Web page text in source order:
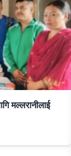
मल्लरानीलाई